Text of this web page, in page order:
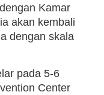
Kamar
akan kembali
dengan skala
pada 5-6
Center